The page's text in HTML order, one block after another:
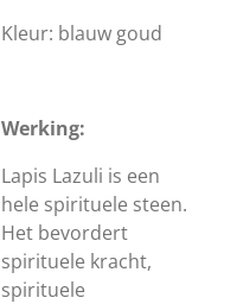
Kleur: blauw goud
Werking:
Lapis Lazuli is een
hele spirituele steen.
Het bevordert
spirituele kracht,
spirituele